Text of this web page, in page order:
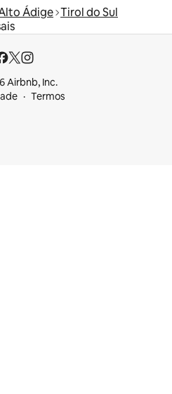
Ádige Tirol do Sul
Airbnb, Inc.
Termos